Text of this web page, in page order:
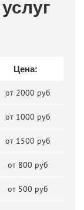
Цена:
от 2000 руб
от 1000 руб
от 1500 руб
от 800 руб
от 500 руб